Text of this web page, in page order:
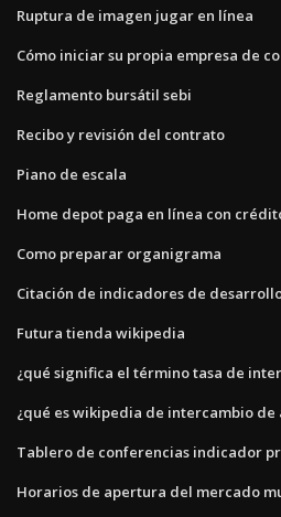
Ruptura de imagen jugar en línea
Cómo iniciar su propia empresa de
Reglamento bursátil sebi
Recibo y revisión del contrato
Piano de escala
Home depot paga en línea con
Como preparar organigrama
Citación de indicadores de
Futura tienda wikipedia
¿qué significa el término tasa de
¿qué es wikipedia de intercambio de
Tablero de conferencias indicador
Horarios de apertura del mercado